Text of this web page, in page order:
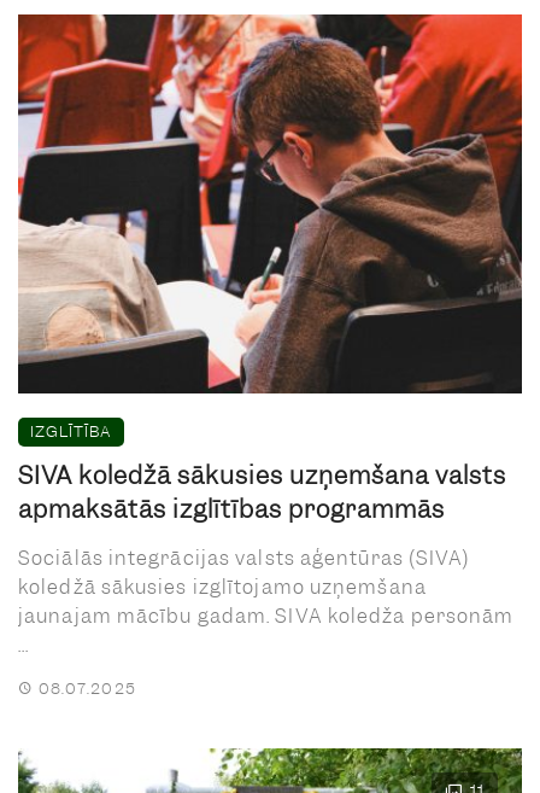
IZGLĪTĪBA
SIVA koledžā sākusies uzņemšana valsts
apmaksātās izglītības programmās
Sociālās integrācijas valsts aģentūras (SIVA)
koledžā sākusies izglītojamo uzņemšana
jaunajam mācību gadam. SIVA koledža personām
...
08.07.2025